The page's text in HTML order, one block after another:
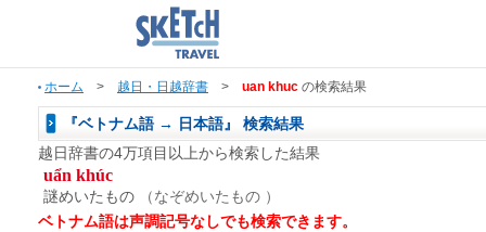
ホーム > 越日・日越辞書 > uan khuc の検索結果
『ベトナム語 → 日本語』 検索結果
越日辞書の4万項目以上から検索した結果
uẩn khúc
謎めいたもの （なぞめいたもの ）
ベトナム語は声調記号なしでも検索できます。